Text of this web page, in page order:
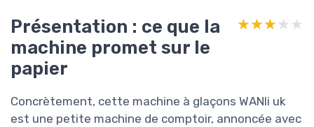
Présentation : ce que la
machine promet sur le
papier
★★★★★
★★★★★
Concrètement, cette machine à glaçons WANli uk
est une petite machine de comptoir, annoncée avec